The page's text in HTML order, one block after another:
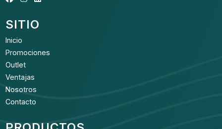
SITIO
Inicio
Promociones
Outlet
Ventajas
Nosotros
Contacto